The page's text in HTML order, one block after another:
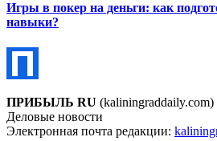
Игры в покер на деньги: как
навыки?
ПРИБЫЛЬ RU (kaliningraddaily.com)
Деловые новости
Электронная почта редакции: